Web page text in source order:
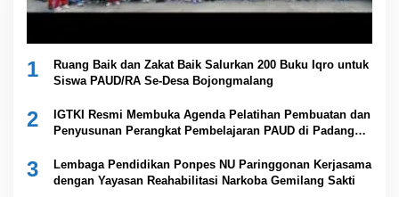
1
Ruang Baik dan Zakat Baik Salurkan 200 Buku Iqro untuk
Siswa PAUD/RA Se-Desa Bojongmalang
2
IGTKI Resmi Membuka Agenda Pelatihan Pembuatan dan
Penyusunan Perangkat Pembelajaran PAUD di Padang
3
Lembaga Pendidikan Ponpes NU Paringgonan Kerjasama
dengan Yayasan Reahabilitasi Narkoba Gemilang Sakti